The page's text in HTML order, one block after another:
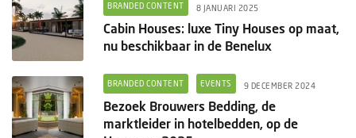
BRANDED CONTENT 8 JANUARI 2025
Cabin Houses: luxe Tiny Houses op maat,
nu beschikbaar in de Benelux
BRANDED CONTENT EVENTS 9 DECEMBER 2024
Bezoek Brouwers Bedding, de
marktleider in hotelbedden, op de